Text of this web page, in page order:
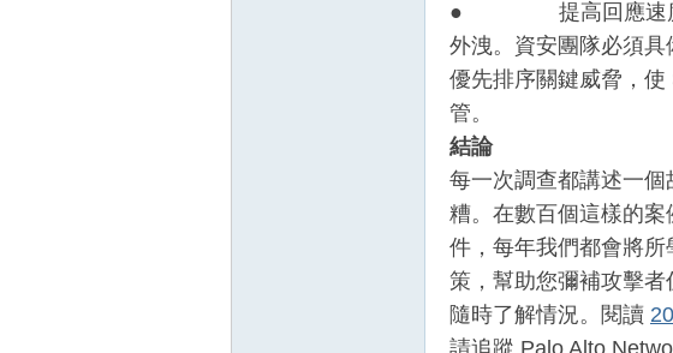
● 提高回應速度：攻
外洩。資安團隊必須
優先排序關鍵威脅，
管。
結論
每一次調查都講述一
糟。在數百個這樣的
件，每年我們都會將
策，幫助您彌補攻擊者
隨時了解情況。閱讀
請追蹤 Palo Alto